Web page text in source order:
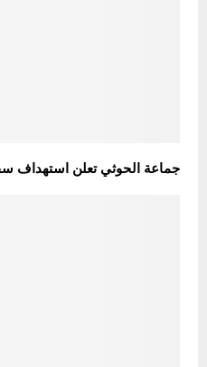
جماعة الحوثي تعلن استهداف